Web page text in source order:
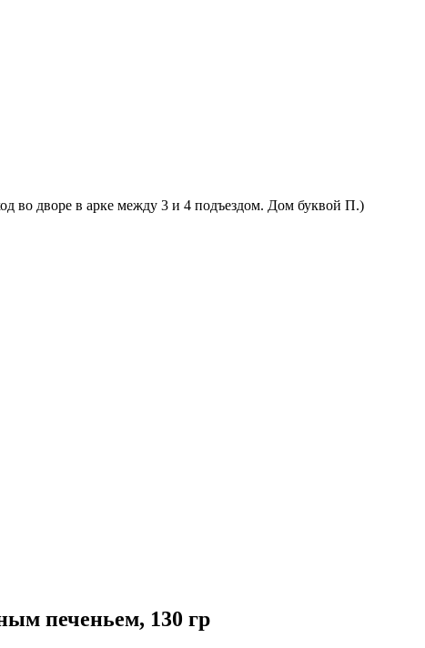
во дворе в арке между 3 и 4 подъездом. Дом буквой П.)
печеньем, 130 гр